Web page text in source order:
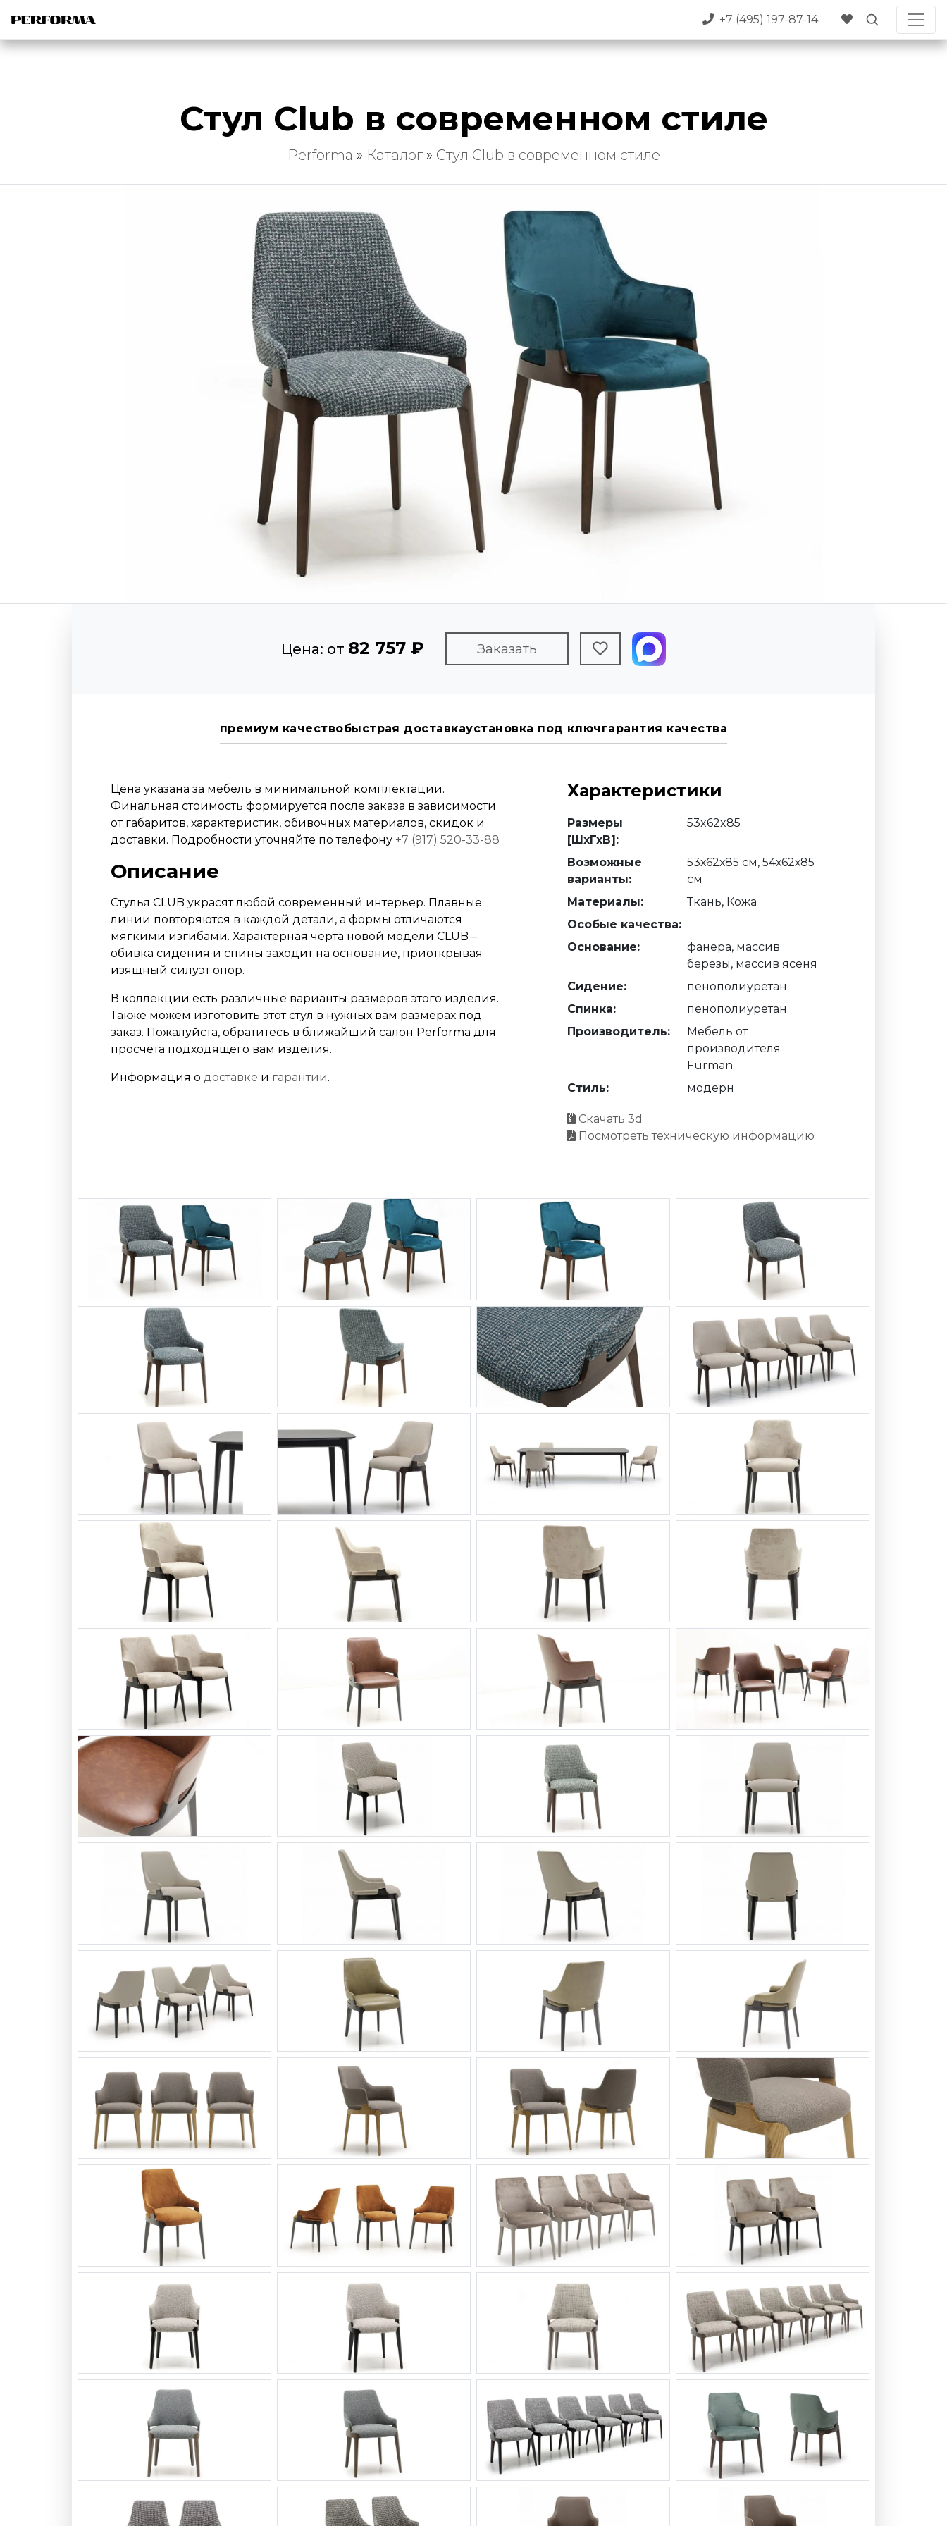
+7 (495) 197-87-14
Стул Club в современном стиле
Performa » Каталог » Стул Club в современном стиле
Цена: от 82 757 ₽ Заказать
премиум качествобыстрая доставкаустановка под ключгарантия качества
Цена указана за мебель в минимальной комплектации.
Финальная стоимость формируется после заказа в зависимости
от габаритов, характеристик, обивочных материалов, скидок и
доставки. Подробности уточняйте по телефону +7 (917) 520-33-88
Описание
Стулья CLUB украсят любой современный интерьер. Плавные
линии повторяются в каждой детали, а формы отличаются
мягкими изгибами. Характерная черта новой модели CLUB –
обивка сидения и спины заходит на основание, приоткрывая
изящный силуэт опор.
В коллекции есть различные варианты размеров этого изделия.
Также можем изготовить этот стул в нужных вам размерах под
заказ. Пожалуйста, обратитесь в ближайший салон Performa для
просчёта подходящего вам изделия.
Информация о доставке и гарантии.
Характеристики
Размеры
[ШхГхВ]:
53x62x85
Возможные
варианты:
53х62х85 см, 54х62х85
см
Материалы:
Ткань, Кожа
Особые качества:
Основание:
фанера, массив
березы, массив ясеня
Сидение:
пенополиуретан
Спинка:
пенополиуретан
Производитель:
Мебель от
производителя
Furman
Стиль:
модерн
Скачать 3d
Посмотреть техническую информацию